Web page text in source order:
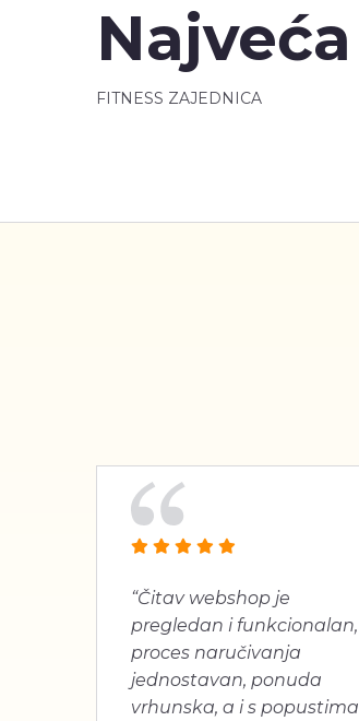
Najveća
FITNESS ZAJEDNICA
“Čitav webshop je
pregledan i funkcionalan,
proces naručivanja
jednostavan, ponuda
vrhunska, a i s popustima